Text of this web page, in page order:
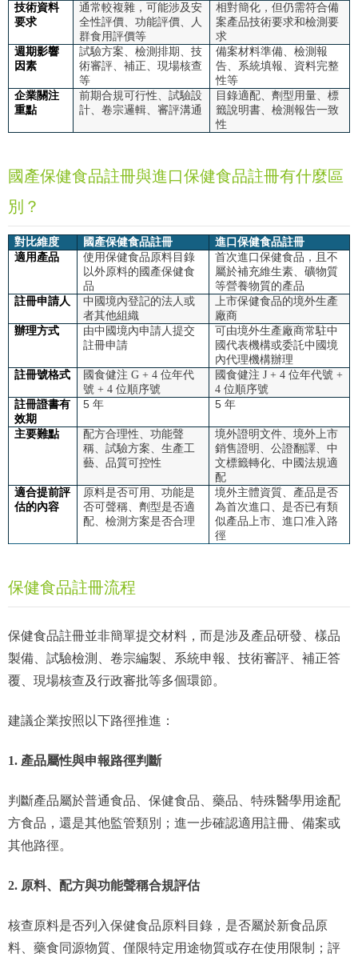
技術資料
要求
通常較複雜，可能涉及安
全性評價、功能評價、人
群食用評價等
相對簡化，但仍需符合備
案產品技術要求和檢測要
求
週期影響
因素
試驗方案、檢測排期、技
術審評、補正、現場核查
等
備案材料準備、檢測報
告、系統填報、資料完整
性等
企業關注
重點
前期合規可行性、試驗設
計、卷宗邏輯、審評溝通
目錄適配、劑型用量、標
籤說明書、檢測報告一致
性
國產保健食品註冊與進口保健食品註冊有什麼區
別？
對比維度 國產保健食品註冊
進口保健食品註冊
適用產品
使用保健食品原料目錄
以外原料的國產保健食
品
首次進口保健食品，且不
屬於補充維生素、礦物質
等營養物質的產品
註冊申請人
中國境內登記的法人或
者其他組織
上市保健食品的境外生產
廠商
辦理方式
由中國境內申請人提交
註冊申請
可由境外生產廠商常駐中
國代表機構或委託中國境
內代理機構辦理
註冊號格式
國食健注 G + 4 位年代
號 + 4 位順序號
國食健注 J + 4 位年代號 +
4 位順序號
註冊證書有
效期
5 年 5 年
主要難點
配方合理性、功能聲
稱、試驗方案、生產工
藝、品質可控性
境外證明文件、境外上市
銷售證明、公證翻譯、中
文標籤轉化、中國法規適
配
適合提前評
估的內容
原料是否可用、功能是
否可聲稱、劑型是否適
配、檢測方案是否合理
境外主體資質、產品是否
為首次進口、是否已有類
似產品上市、進口准入路
徑
保健食品註冊流程
保健食品註冊並非簡單提交材料，而是涉及產品研發、樣品
製備、試驗檢測、卷宗編製、系統申報、技術審評、補正答
覆、現場核查及行政審批等多個環節。
建議企業按照以下路徑推進：
1. 產品屬性與申報路徑判斷
判斷產品屬於普通食品、保健食品、藥品、特殊醫學用途配
方食品，還是其他監管類別；進一步確認適用註冊、備案或
其他路徑。
2. 原料、配方與功能聲稱合規評估
核查原料是否列入保健食品原料目錄，是否屬於新食品原
料、藥食同源物質、僅限特定用途物質或存在使用限制；評